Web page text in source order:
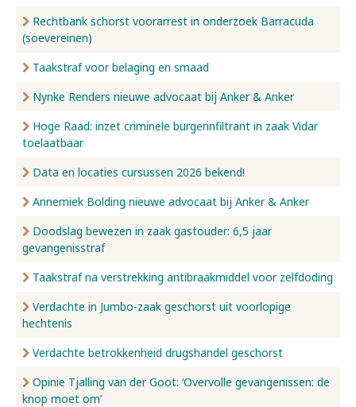
Rechtbank schorst voorarrest in onderzoek Barracuda
(soevereinen)
Taakstraf voor belaging en smaad
Nynke Renders nieuwe advocaat bij Anker & Anker
Hoge Raad: inzet criminele burgerinfiltrant in zaak Vidar
toelaatbaar
Data en locaties cursussen 2026 bekend!
Annemiek Bolding nieuwe advocaat bij Anker & Anker
Doodslag bewezen in zaak gastouder: 6,5 jaar
gevangenisstraf
Taakstraf na verstrekking antibraakmiddel voor zelfdoding
Verdachte in Jumbo-zaak geschorst uit voorlopige
hechtenis
Verdachte betrokkenheid drugshandel geschorst
Opinie Tjalling van der Goot: ‘Overvolle gevangenissen: de
knop moet om’